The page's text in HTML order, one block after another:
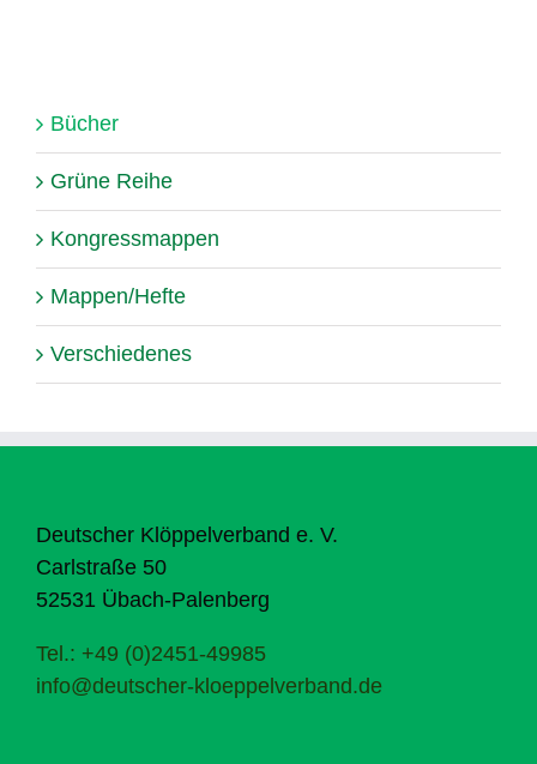
Bücher
Grüne Reihe
Kongressmappen
Mappen/Hefte
Verschiedenes
Deutscher Klöppelverband e. V.
Carlstraße 50
52531 Übach-Palenberg
Tel.: +49 (0)2451-49985
info@deutscher-kloeppelverband.de